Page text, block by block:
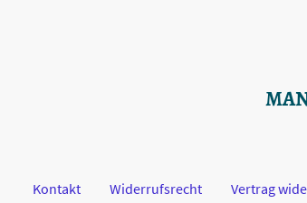
Kontakt Widerrufsrecht Vertrag